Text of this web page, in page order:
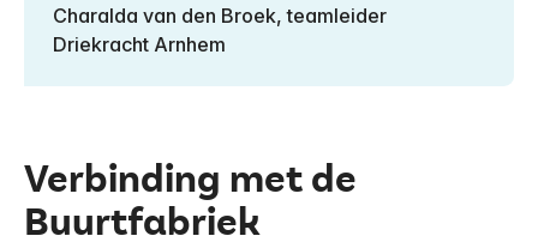
Charalda van den Broek, teamleider
Driekracht Arnhem
Verbinding met de
Buurtfabriek